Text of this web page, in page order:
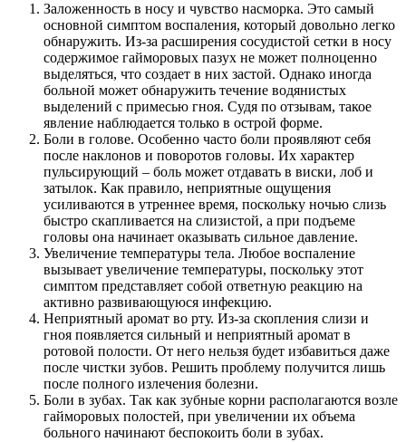
Заложенность в носу и чувство насморка. Это самый
основной симптом воспаления, который довольно легко
обнаружить. Из-за расширения сосудистой сетки в носу
содержимое гайморовых пазух не может полноценно
выделяться, что создает в них застой. Однако иногда
больной может обнаружить течение водянистых
выделений с примесью гноя. Судя по отзывам, такое
явление наблюдается только в острой форме.
Боли в голове. Особенно часто боли проявляют себя
после наклонов и поворотов головы. Их характер
пульсирующий – боль может отдавать в виски, лоб и
затылок. Как правило, неприятные ощущения
усиливаются в утреннее время, поскольку ночью слизь
быстро скапливается на слизистой, а при подъеме
головы она начинает оказывать сильное давление.
Увеличение температуры тела. Любое воспаление
вызывает увеличение температуры, поскольку этот
симптом представляет собой ответную реакцию на
активно развивающуюся инфекцию.
Неприятный аромат во рту. Из-за скопления слизи и
гноя появляется сильный и неприятный аромат в
ротовой полости. От него нельзя будет избавиться даже
после чистки зубов. Решить проблему получится лишь
после полного излечения болезни.
Боли в зубах. Так как зубные корни располагаются возле
гайморовых полостей, при увеличении их объема
больного начинают беспокоить боли в зубах.